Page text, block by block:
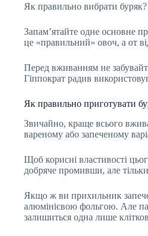
Як правильно вибрати буряк?
Запам’ятайте одне основне
це «правильний» овоч, а от
Перед вживанням не
Гіппократ радив
Як правильно приготувати
Звичайно, краще всього
вареному або запеченому
Щоб корисні властивості
добряче промивши, але
Якщо ж ви прихильник
алюмінієвою фольгою. Але
залишиться одна лише